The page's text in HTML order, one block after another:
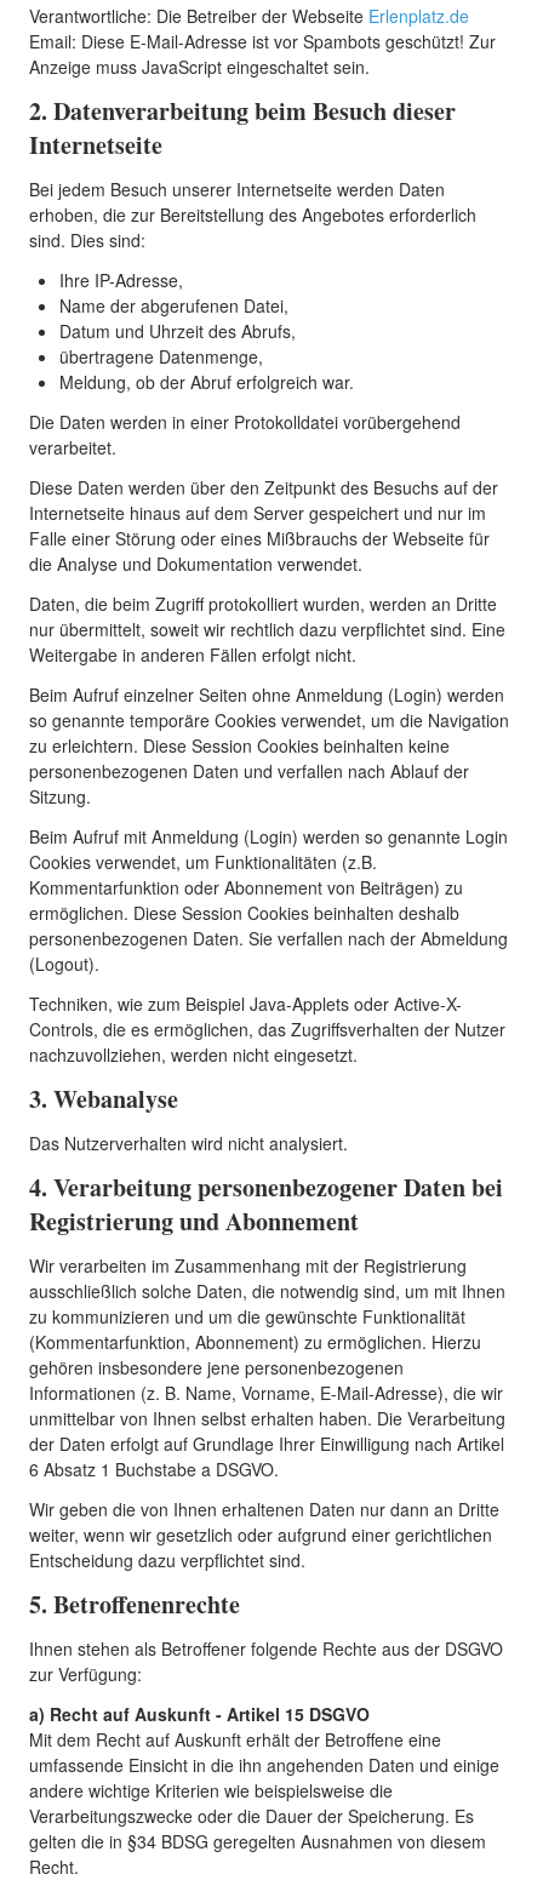
Verantwortliche: Die Betreiber der Webseite Erlenplatz.de
Email: Diese E-Mail-Adresse ist vor Spambots geschützt! Zur
Anzeige muss JavaScript eingeschaltet sein.
2. Datenverarbeitung beim Besuch dieser
Internetseite
Bei jedem Besuch unserer Internetseite werden Daten
erhoben, die zur Bereitstellung des Angebotes erforderlich
sind. Dies sind:
Ihre IP-Adresse,
Name der abgerufenen Datei,
Datum und Uhrzeit des Abrufs,
übertragene Datenmenge,
Meldung, ob der Abruf erfolgreich war.
Die Daten werden in einer Protokolldatei vorübergehend
verarbeitet.
Diese Daten werden über den Zeitpunkt des Besuchs auf der
Internetseite hinaus auf dem Server gespeichert und nur im
Falle einer Störung oder eines Mißbrauchs der Webseite für
die Analyse und Dokumentation verwendet.
Daten, die beim Zugriff protokolliert wurden, werden an Dritte
nur übermittelt, soweit wir rechtlich dazu verpflichtet sind. Eine
Weitergabe in anderen Fällen erfolgt nicht.
Beim Aufruf einzelner Seiten ohne Anmeldung (Login) werden
so genannte temporäre Cookies verwendet, um die Navigation
zu erleichtern. Diese Session Cookies beinhalten keine
personenbezogenen Daten und verfallen nach Ablauf der
Sitzung.
Beim Aufruf mit Anmeldung (Login) werden so genannte Login
Cookies verwendet, um Funktionalitäten (z.B.
Kommentarfunktion oder Abonnement von Beiträgen) zu
ermöglichen. Diese Session Cookies beinhalten deshalb
personenbezogenen Daten. Sie verfallen nach der Abmeldung
(Logout).
Techniken, wie zum Beispiel Java-Applets oder Active-X-
Controls, die es ermöglichen, das Zugriffsverhalten der Nutzer
nachzuvollziehen, werden nicht eingesetzt.
3. Webanalyse
Das Nutzerverhalten wird nicht analysiert.
4. Verarbeitung personenbezogener Daten bei
Registrierung und Abonnement
Wir verarbeiten im Zusammenhang mit der Registrierung
ausschließlich solche Daten, die notwendig sind, um mit Ihnen
zu kommunizieren und um die gewünschte Funktionalität
(Kommentarfunktion, Abonnement) zu ermöglichen. Hierzu
gehören insbesondere jene personenbezogenen
Informationen (z. B. Name, Vorname, E-Mail-Adresse), die wir
unmittelbar von Ihnen selbst erhalten haben. Die Verarbeitung
der Daten erfolgt auf Grundlage Ihrer Einwilligung nach Artikel
6 Absatz 1 Buchstabe a DSGVO.
Wir geben die von Ihnen erhaltenen Daten nur dann an Dritte
weiter, wenn wir gesetzlich oder aufgrund einer gerichtlichen
Entscheidung dazu verpflichtet sind.
5. Betroffenenrechte
Ihnen stehen als Betroffener folgende Rechte aus der DSGVO
zur Verfügung:
a) Recht auf Auskunft - Artikel 15 DSGVO
Mit dem Recht auf Auskunft erhält der Betroffene eine
umfassende Einsicht in die ihn angehenden Daten und einige
andere wichtige Kriterien wie beispielsweise die
Verarbeitungszwecke oder die Dauer der Speicherung. Es
gelten die in §34 BDSG geregelten Ausnahmen von diesem
Recht.